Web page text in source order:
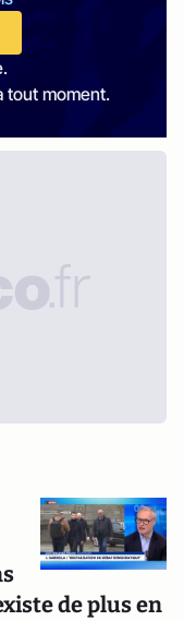
tout moment.
de plus en